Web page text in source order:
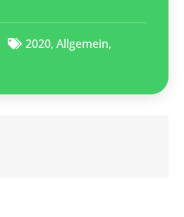
2020,Allgemein,